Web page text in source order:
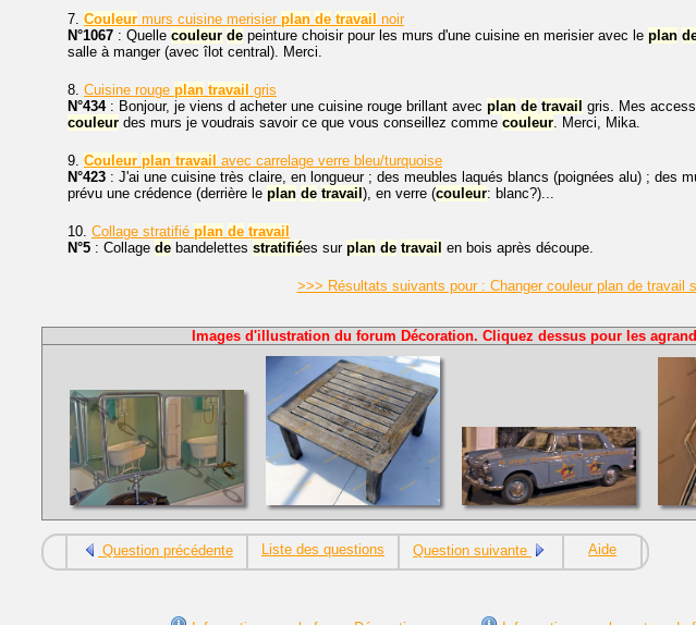
7. Couleur murs cuisine merisier plan de travail noir
N°1067 : Quelle couleur de peinture choisir pour les murs d'une cuisine en merisier avec le plan
salle à manger (avec îlot central). Merci.
8. Cuisine rouge plan travail gris
N°434: Bonjour, je viens d acheter une cuisine rouge brillant avec plan de travail gris. Mes
couleur des murs je voudrais savoir ce que vous conseillez comme couleur. Merci, Mika.
9. Couleur plan travail avec carrelage verre bleu/turquoise
N°423 : J'ai une cuisine très claire, en longueur ; des meubles laqués blancs (poignées alu) ; des
prévu une crédence (derrière le plan de travail ), en verre (couleur: blanc?)...
10. Collage stratifié plan de travail
N°5 : Collage de bandelettes stratifiées sur plan de travail en bois après découpe.
>>> Résultats suivants pour : Changer couleur plan de travail
Images d'illustration du forum Décoration. Cliquez dessus pour les
Question précédente Liste des questions Question suivante Aide